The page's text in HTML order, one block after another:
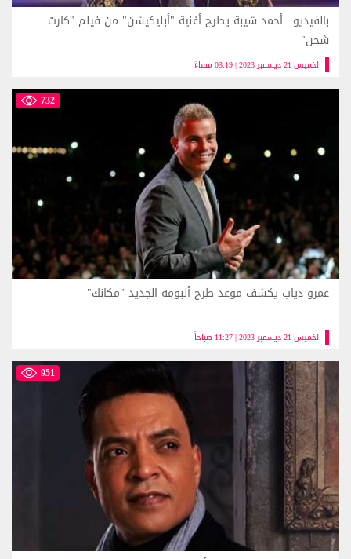
الخميس 21 ديسمبر 2023 | 03:19 مساءً
بالفيديو.. أحمد شيبة يطرح أغنية "أبليكيشن" من فيلم "كارت
شحن"
732
الخميس 21 ديسمبر 2023 | 11:27 صباحاً
عمرو دياب يكشف موعد طرح ألبومه الجديد "مكانك"
951